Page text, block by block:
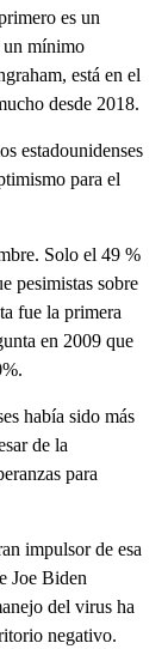
es un
un mínimo
está en el
desde 2018.
estadounidenses
para el
Solo el 49 %
pesimistas sobre
fue la primera
en 2009 que
había sido más
de la
para
impulsor de esa
Joe Biden
del virus ha
negativo.